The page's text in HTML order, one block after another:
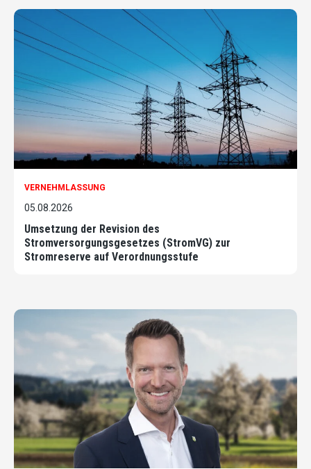
VERNEHMLASSUNG
05.08.2026
Umsetzung der Revision des
Stromversorgungsgesetzes (StromVG) zur
Stromreserve auf Verordnungsstufe